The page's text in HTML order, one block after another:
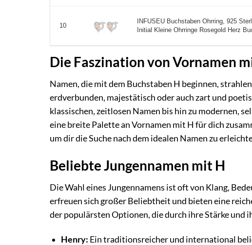
10
INFUSEU Buchstaben Ohrring, 925
Initial Kleine Ohrringe Rosegold Herz
Die Faszination von Vornamen
Namen, die mit dem Buchstaben H beginnen,
erdverbunden, majestätisch oder auch zart und
klassischen, zeitlosen Namen bis hin zu modernen,
eine breite Palette an Vornamen mit H für dich
um dir die Suche nach dem idealen Namen zu
Beliebte Jungennamen mit H
Die Wahl eines Jungennamens ist oft von Klang,
erfreuen sich großer Beliebtheit und bieten eine
der populärsten Optionen, die durch ihre Stärke und
Henry: Ein traditionsreicher und international